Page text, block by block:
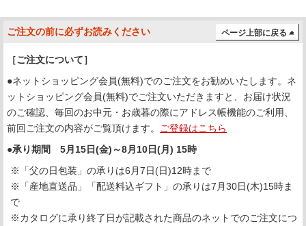
ご注文の前に必ずお読みください ページ上部に戻る
［ご注文について］
●ネットショッピング会員(無料)でのご注文をお勧めいたします。ネ
ットショッピング会員(無料)でご注文いただきますと、お届け状況
のご確認、毎回のお中元・お歳暮の際にアドレス帳機能のご利用、
前回ご注文の内容がご覧頂けます。 ご登録はこちら
●承り期間 5月15日(金)～8月10日(月) 15時
※「父の日包装」の承りは6月7日(日)12時まで
※「産地直送品」「配送料込ギフト」の承りは7月30日(木)15時ま
で
※カタログに承り終了日が記載された商品のネットでのご注文につ